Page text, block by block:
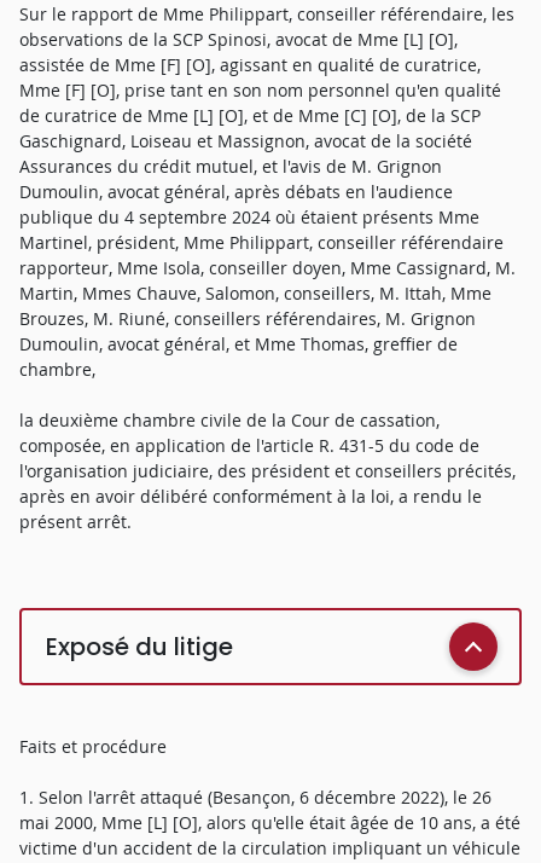
Sur le rapport de Mme Philippart, conseiller référendaire, les
observations de la SCP Spinosi, avocat de Mme [L] [O],
assistée de Mme [F] [O], agissant en qualité de curatrice,
Mme [F] [O], prise tant en son nom personnel qu'en qualité
de curatrice de Mme [L] [O], et de Mme [C] [O], de la SCP
Gaschignard, Loiseau et Massignon, avocat de la société
Assurances du crédit mutuel, et l'avis de M. Grignon
Dumoulin, avocat général, après débats en l'audience
publique du 4 septembre 2024 où étaient présents Mme
Martinel, président, Mme Philippart, conseiller référendaire
rapporteur, Mme Isola, conseiller doyen, Mme Cassignard, M.
Martin, Mmes Chauve, Salomon, conseillers, M. Ittah, Mme
Brouzes, M. Riuné, conseillers référendaires, M. Grignon
Dumoulin, avocat général, et Mme Thomas, greffier de
chambre,
la deuxième chambre civile de la Cour de cassation,
composée, en application de l'article R. 431-5 du code de
l'organisation judiciaire, des président et conseillers précités,
après en avoir délibéré conformément à la loi, a rendu le
présent arrêt.
Exposé du litige
Faits et procédure
1. Selon l'arrêt attaqué (Besançon, 6 décembre 2022), le 26
mai 2000, Mme [L] [O], alors qu'elle était âgée de 10 ans, a été
victime d'un accident de la circulation impliquant un véhicule